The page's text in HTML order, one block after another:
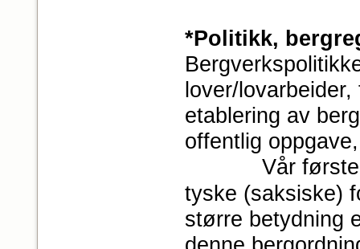
*Politikk,
lover/
etablering av
offentlig oppgave,
Vår første
tyske (saksiske)
større betydning